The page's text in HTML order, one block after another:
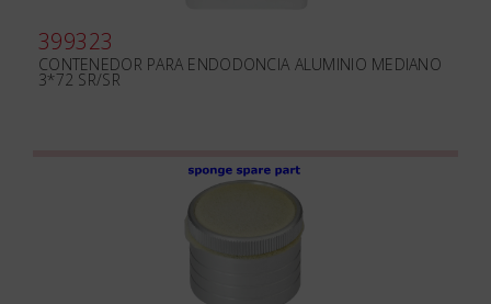
399323
CONTENEDOR PARA ENDODONCIA ALUMINIO MEDIANO
3*72 SR/SR